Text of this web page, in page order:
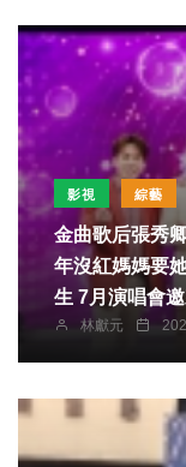
影視 綜藝
金曲歌后張秀卿
年沒紅媽媽要她回鄉種田 張秀
生 7月演唱會邀來男神嘉賓 張秀卿曝「他」力挺一
毛不拿
林獻元